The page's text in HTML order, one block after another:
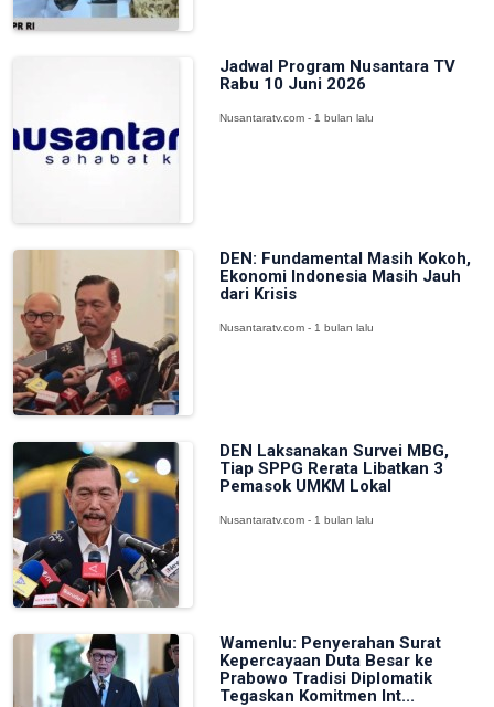
Jadwal Program Nusantara TV
Rabu 10 Juni 2026
Nusantaratv.com - 1 bulan lalu
DEN: Fundamental Masih Kokoh,
Ekonomi Indonesia Masih Jauh
dari Krisis
Nusantaratv.com - 1 bulan lalu
DEN Laksanakan Survei MBG,
Tiap SPPG Rerata Libatkan 3
Pemasok UMKM Lokal
Nusantaratv.com - 1 bulan lalu
Wamenlu: Penyerahan Surat
Kepercayaan Duta Besar ke
Prabowo Tradisi Diplomatik
Tegaskan Komitmen Int...